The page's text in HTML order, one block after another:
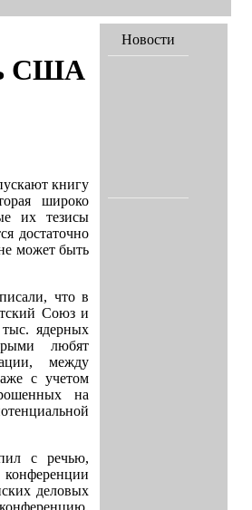
США
книгу
широко
их тезисы
достаточно
может быть
что в
Союз и
ядерных
любят
между
с учетом
на
с речью,
деловых
Новости